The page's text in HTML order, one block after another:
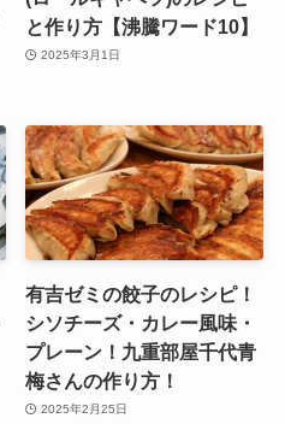
と作り方【沸騰ワード10】
2025年3月1日
有吉ゼミの餃子のレシピ！
シソチーズ・カレー風味・
プレーン！九重部屋千代青
梅さんの作り方！
2025年2月25日